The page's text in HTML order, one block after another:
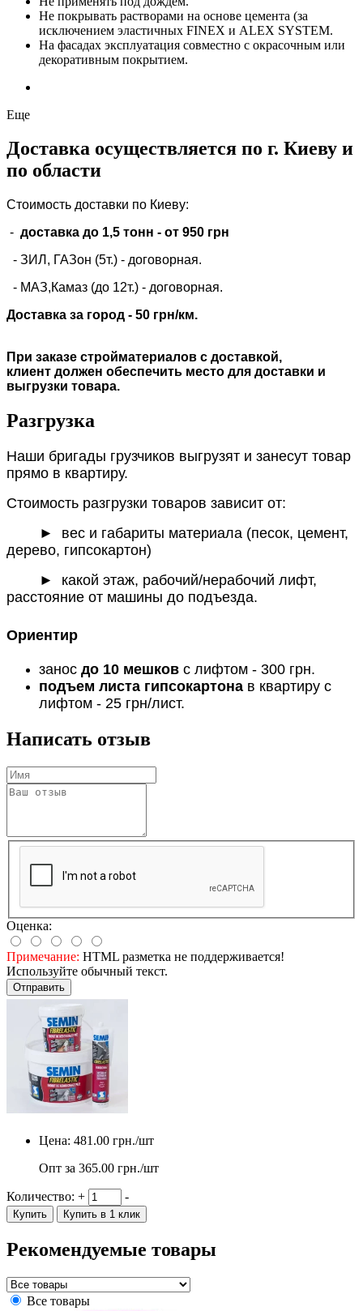
Не покрывать растворами на основе цемента (за
исключением эластичных FINEX и ALEX SYSTEM.
На фасадах эксплуатация совместно с окрасочным или
декоративным покрытием.
Еще
Доставка осуществляется по г. Киеву и
по области
Стоимость доставки по Киеву:
- доставка до 1,5 тонн - от 950 грн
- ЗИЛ, ГАЗон (5т.) - договорная.
- МАЗ,Камаз (до 12т.) - договорная.
Доставка за город - 50 грн/км.
При заказе стройматериалов с доставкой,
клиент должен обеспечить место для доставки и
выгрузки товара.
Разгрузка
Наши бригады грузчиков выгрузят и занесут товар
прямо в квартиру.
Стоимость разгрузки товаров зависит от:
►
вес и габариты материала (песок, цемент,
дерево, гипсокартон)
► какой этаж, рабочий/нерабочий лифт,
расстояние от машины до подъезда.
Ориентир
занос до 10 мешков с лифтом - 300 грн.
подъем листа гипсокартона в квартиру с
лифтом - 25 грн/лист.
Написать отзыв
Оценка:
Примечание: HTML разметка не поддерживается!
Используйте обычный текст.
Отправить
Цена: 481.00 грн./шт
Опт за 365.00 грн./шт
Количество: + -
Купить Купить в 1 клик
Рекомендуемые товары
Все товары